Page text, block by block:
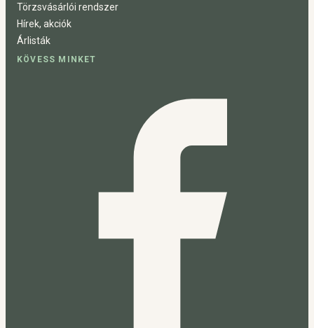
Törzsvásárlói rendszer
Hírek, akciók
Árlisták
KÖVESS MINKET